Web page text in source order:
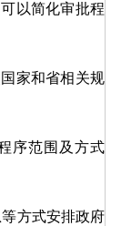
以简化审批程
家和省相关规
序范围及方式
方式安排政府